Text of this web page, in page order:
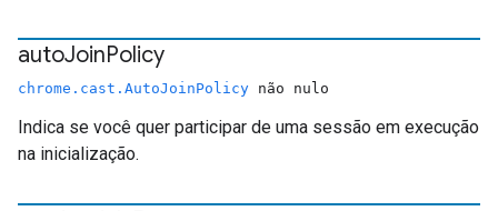
autoJoinPolicy
chrome.cast.AutoJoinPolicy não nulo
Indica se você quer participar de uma sessão em execução
na inicialização.